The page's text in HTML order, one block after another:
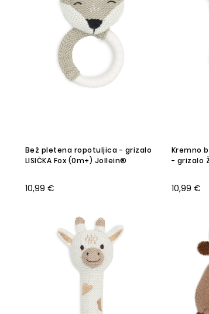
Bež pletena ropotuljica - grizalo
LISIČKA Fox (0m+) Jollein®
10,99 €
Kremno
- grizalo
10,99 €